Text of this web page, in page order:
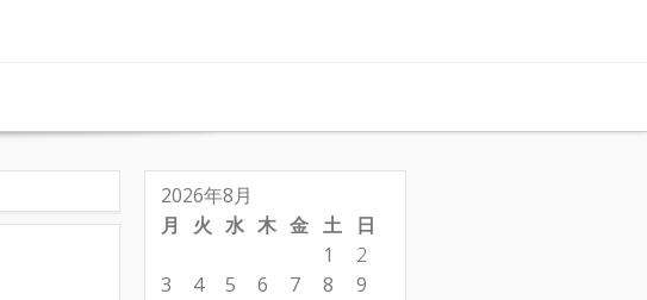
2026年8月
月
火 水 木 金 土 日
1
2
3
4 5 6 7 8
9